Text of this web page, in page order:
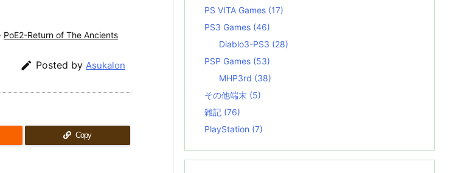
PoE2-Return of The Ancients
 Posted by Asukalon
Copy
PS VITA Games (17)
PS3 Games (46)
Diablo3-PS3 (28)
PSP Games (53)
MHP3rd (38)
その他端末 (5)
雑記 (76)
PlayStation (7)